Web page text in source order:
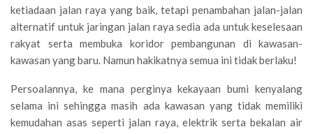
ketiadaan jalan raya yang baik, tetapi penambahan jalan-jalan
alternatif untuk jaringan jalan raya sedia ada untuk keselesaan
rakyat serta membuka koridor pembangunan di kawasan-
kawasan yang baru. Namun hakikatnya semua ini tidak berlaku!
Persoalannya, ke mana perginya kekayaan bumi kenyalang
selama ini sehingga masih ada kawasan yang tidak memiliki
kemudahan asas seperti jalan raya, elektrik serta bekalan air